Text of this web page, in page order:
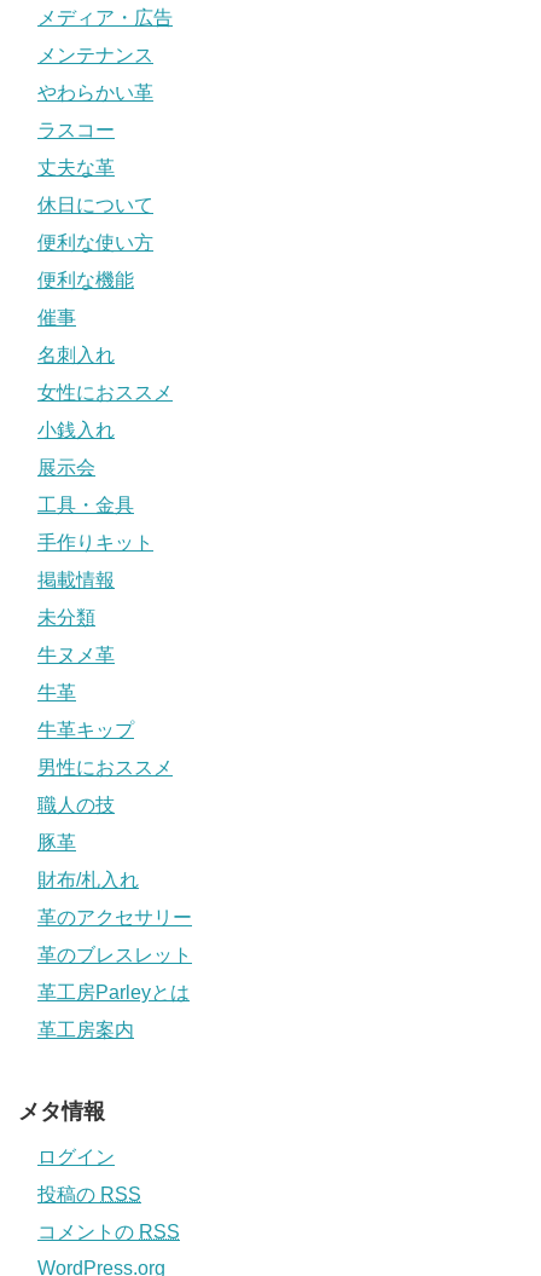
メディア・広告
メンテナンス
やわらかい革
ラスコー
丈夫な革
休日について
便利な使い方
便利な機能
催事
名刺入れ
女性におススメ
小銭入れ
展示会
工具・金具
手作りキット
掲載情報
未分類
牛ヌメ革
牛革
牛革キップ
男性におススメ
職人の技
豚革
財布/札入れ
革のアクセサリー
革のブレスレット
革工房Parleyとは
革工房案内
メタ情報
ログイン
投稿の RSS
コメントの RSS
WordPress.org